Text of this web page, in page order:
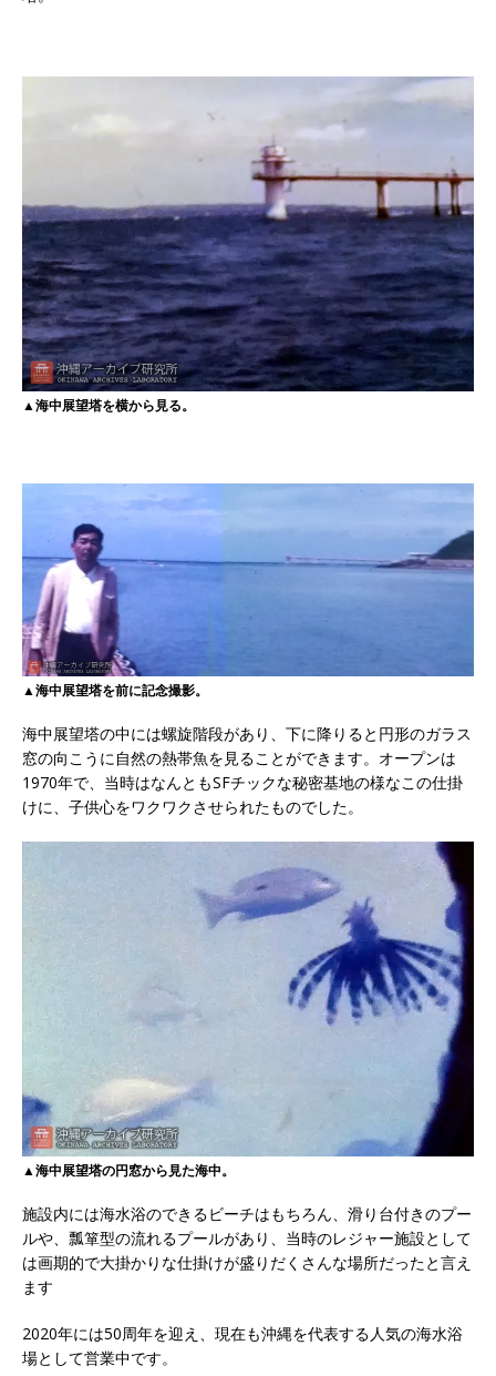
▲海中展望塔を横から見る。
▲海中展望塔を前に記念撮影。
海中展望塔の中には螺旋階段があり、下に降りると円形のガラス
窓の向こうに自然の熱帯魚を見ることができます。オープンは
1970年で、当時はなんともSFチックな秘密基地の様なこの仕掛
けに、子供心をワクワクさせられたものでした。
▲海中展望塔の円窓から見た海中。
施設内には海水浴のできるビーチはもちろん、滑り台付きのプー
ルや、瓢箪型の流れるプールがあり、当時のレジャー施設として
は画期的で大掛かりな仕掛けが盛りだくさんな場所だったと言え
ます
2020年には50周年を迎え、現在も沖縄を代表する人気の海水浴
場として営業中です。